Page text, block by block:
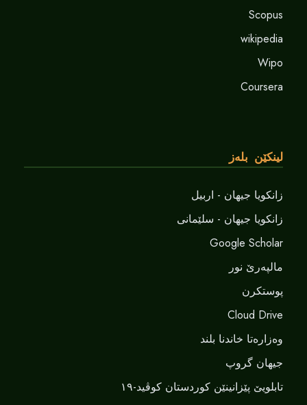
Scopus
wikipedia
Wipo
Coursera
لینکێن بلەز
زانکویا جیهان - اربیل
زانکویا جیهان - سلێمانی
Google Scholar
مالپەرێ نور
پوستکرن
Cloud Drive
وەزارەتا خاندنا بلند
جیهان گروپ
تابلویێ پێزانینێن کوردستان کوڤید-١٩